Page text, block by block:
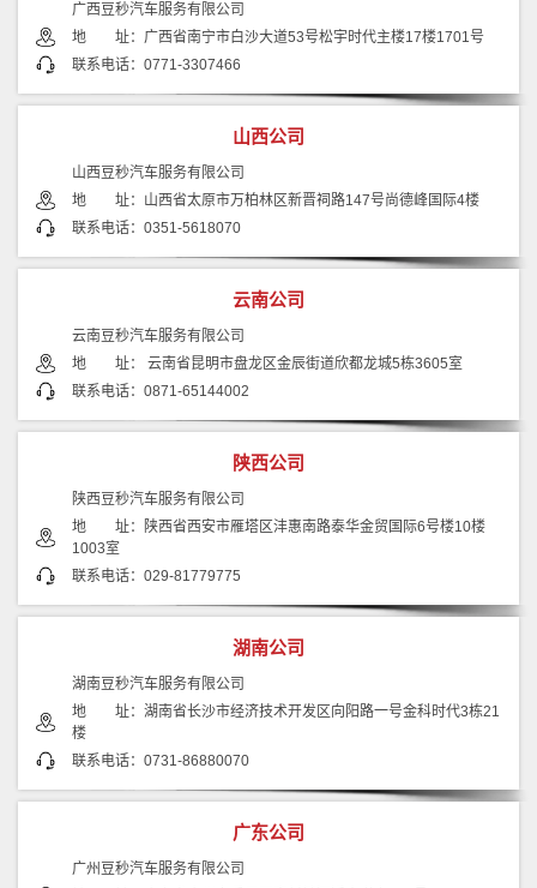
广西豆秒汽车服务有限公司
地 址：广西省南宁市白沙大道53号松宇时代主楼17楼1701号
联系电话：0771-3307466
山西公司
山西豆秒汽车服务有限公司
地 址：山西省太原市万柏林区新晋祠路147号尚德峰国际4楼
联系电话：0351-5618070
云南公司
云南豆秒汽车服务有限公司
地 址： 云南省昆明市盘龙区金辰街道欣都龙城5栋3605室
联系电话：0871-65144002
陕西公司
陕西豆秒汽车服务有限公司
地 址：陕西省西安市雁塔区沣惠南路泰华金贸国际6号楼10楼
1003室
联系电话：029-81779775
湖南公司
湖南豆秒汽车服务有限公司
地 址：湖南省长沙市经济技术开发区向阳路一号金科时代3栋21
楼
联系电话：0731-86880070
广东公司
广州豆秒汽车服务有限公司